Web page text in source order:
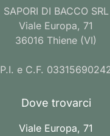
SAPORI DI BACCO SRL
Viale Europa, 71
36016 Thiene (VI)
P.I. e C.F.
Dove trovarci
Viale Europa, 71